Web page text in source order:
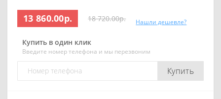
13 860.00р. 18 720.00р. Нашли дешевле?
Купить в один клик
Введите номер телефона и мы перезвоним
Купить